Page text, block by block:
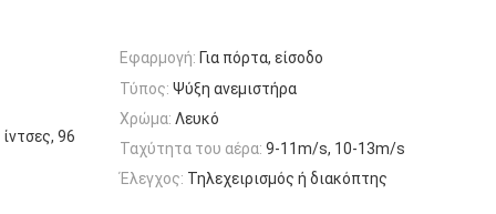
Εφαρμογή: Για πόρτα, είσοδο
Τύπος: Ψύξη ανεμιστήρα
96
Χρώμα: Λευκό
Ταχύτητα του αέρα: 9-11m/s, 10-13m/s
Έλεγχος: Τηλεχειρισμός ή διακόπτης